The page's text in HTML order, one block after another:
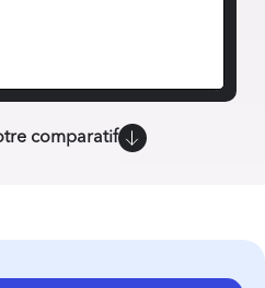
comparatif